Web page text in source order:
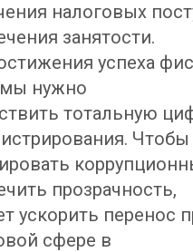
налоговых
занятости.
успеха
нужно
тотальную
Чтобы
прозрачность,
ускорить перенос
сфере в